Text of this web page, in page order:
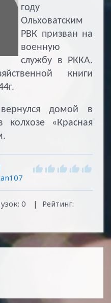
году
Ольховатским
РВК призван на
военную
службу в РККА.
книги
домой в
колхозе «Красная
: 0 | Рейтинг: